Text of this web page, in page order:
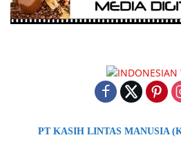
PT KASIH LINTAS MANUSIA